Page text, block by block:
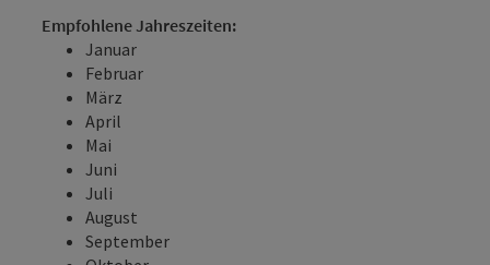
Empfohlene Jahreszeiten:
Januar
Februar
März
April
Mai
Juni
Juli
August
September